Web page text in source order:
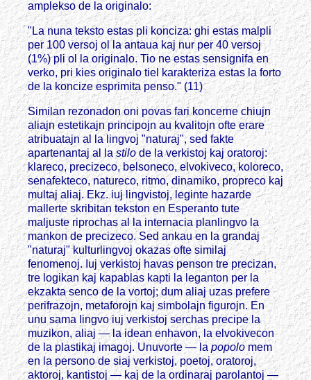
amplekso de la originalo:
"La nuna teksto estas pli konciza: ghi estas malpli
per 100 versoj ol la antaua kaj nur per 40 versoj
(1%) pli ol la originalo. Tio ne estas sensignifa en
verko, pri kies originalo tiel karakteriza estas la forto
de la koncize esprimita penso." (11)
Similan rezonadon oni povas fari koncerne chiujn
aliajn estetikajn principojn au kvalitojn ofte erare
atribuatajn al la lingvoj "naturaj", sed fakte
apartenantaj al lastilode la verkistoj kaj oratoroj:
klareco, precizeco, belsoneco, elvokiveco, koloreco,
senafekteco, natureco, ritmo, dinamiko, propreco kaj
multaj aliaj. Ekz. iuj lingvistoj, leginte hazarde
mallerte skribitan tekston en Esperanto tute
maljuste riprochas al la internacia planlingvo la
mankon de precizeco. Sed ankau en la grandaj
"naturaj" kulturlingvoj okazas ofte similaj
fenomenoj. Iuj verkistoj havas penson tre precizan,
tre logikan kaj kapablas kapti la leganton per la
ekzakta senco de la vortoj; dum aliaj uzas prefere
perifrazojn, metaforojn kaj simbolajn figurojn. En
unu sama lingvo iuj verkistoj serchas precipe la
muzikon, aliaj — la idean enhavon, la elvokivecon
de la plastikaj imagoj. Unuvorte — lapopolomem
en la persono de siaj verkistoj, poetoj, oratoroj,
aktoroj, kantistoj — kaj de la ordinaraj parolantoj —